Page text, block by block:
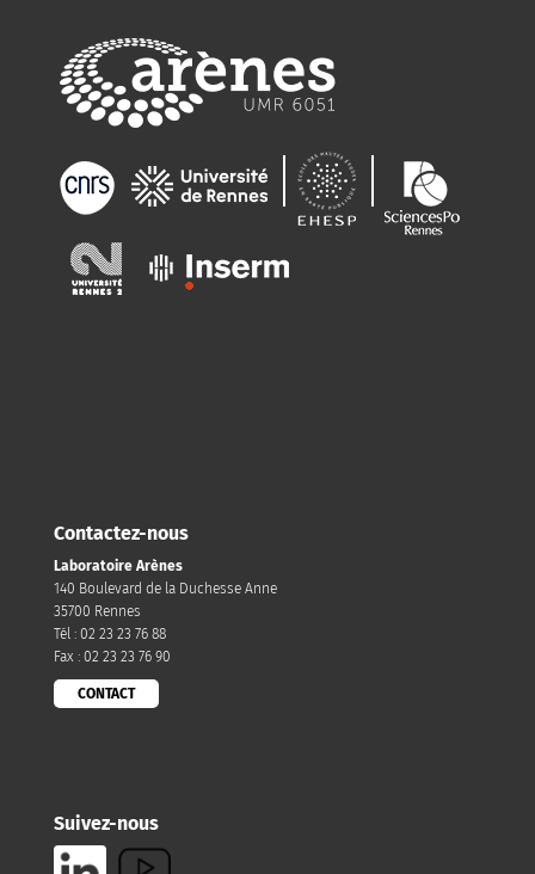
Contactez-nous
Laboratoire Arènes
140 Boulevard de la Duchesse Anne
35700 Rennes
Tél : 02 23 23 76 88
Fax : 02 23 23 76 90
CONTACT
Suivez-nous